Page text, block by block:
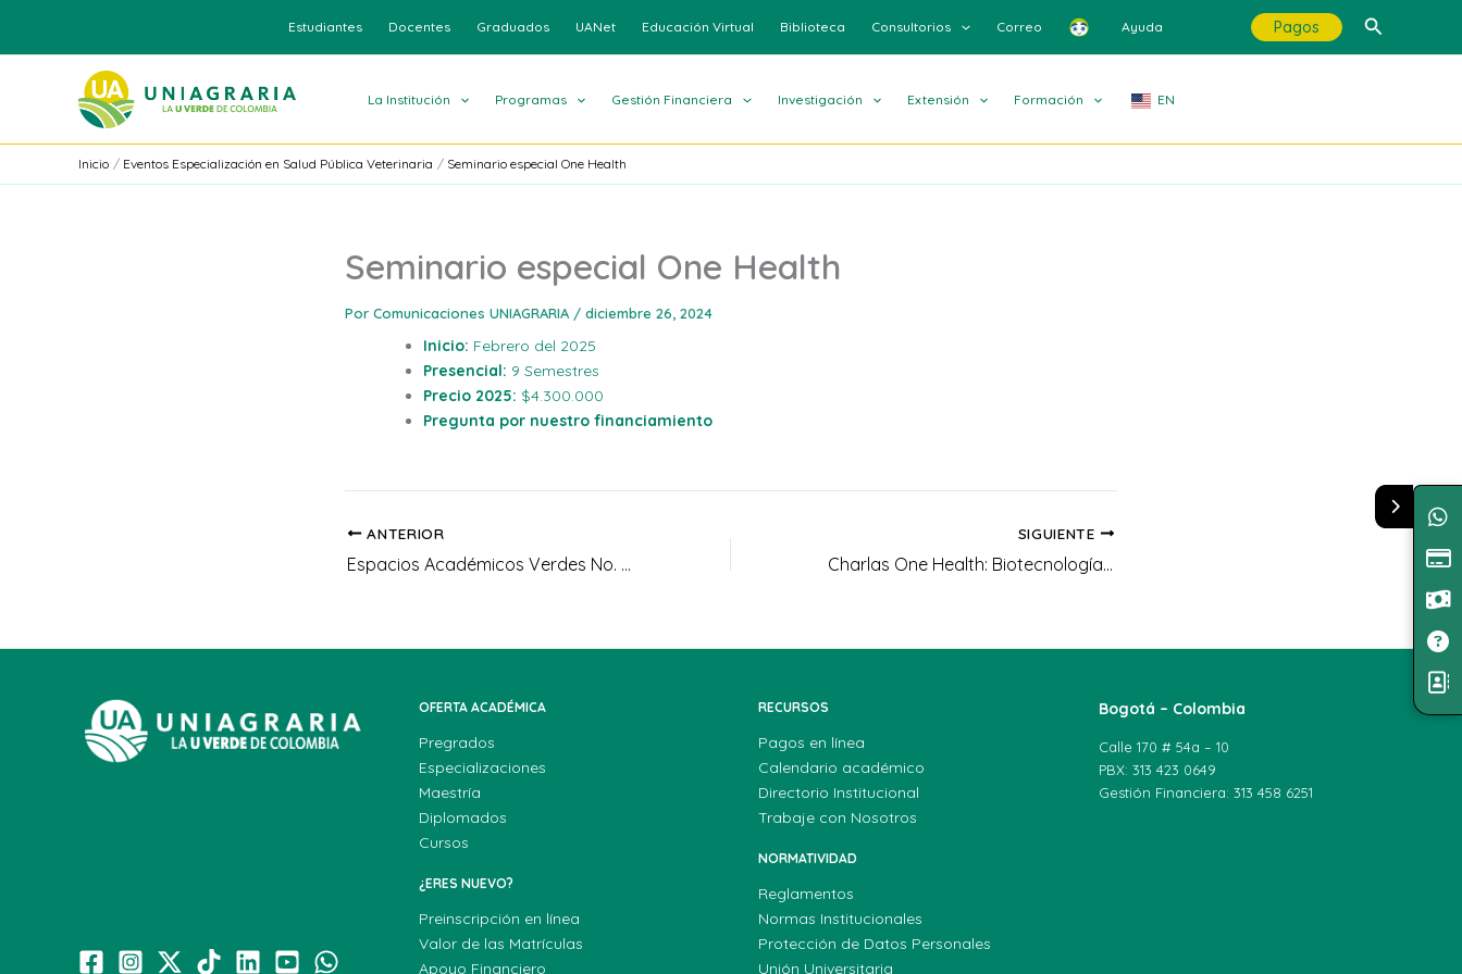
contenido
Estudiantes Docentes Graduados UANet Educación Virtual Biblioteca Consultorios Correo Ayuda Pagos Buscar
La Institución Programas Gestión Financiera Investigación Extensión Formación EN
Inicio Eventos Especialización en Salud Pública Veterinaria Seminario especial One Health
Seminario especial One Health
Por Comunicaciones UNIAGRARIA / diciembre 26, 2024
Inicio: Febrero del 2025
Presencial: 9 Semestres
Precio 2025: $4.300.000
Pregunta por nuestro financiamiento
ANTERIOR
Espacios Académicos Verdes No. 40 – análisis de los 50 años del Código Nacional de Recursos Naturales
SIGUIENTE
Charlas One Health: Biotecnología y Salud Pública
OFERTA ACADÉMICA
Pregrados
Especializaciones
Maestría
Diplomados
Cursos
¿ERES NUEVO?
Preinscripción en línea
Valor de las Matrículas
Apoyo Financiero
RECURSOS
Pagos en línea
Calendario académico
Directorio Institucional
Trabaje con Nosotros
NORMATIVIDAD
Reglamentos
Normas Institucionales
Protección de Datos Personales
Unión Universitaria
Bogotá – Colombia
Calle 170 # 54a – 10
PBX: 313 423 0649
Gestión Financiera: 313 458 6251